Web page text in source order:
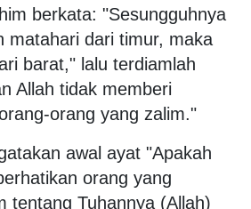
berkata: "Sesungguhnya
matahari dari timur, maka
barat," lalu terdiamlah
Allah tidak memberi
orang yang zalim."
awal ayat "Apakah
orang yang
tentang Tuhannya (Allah)